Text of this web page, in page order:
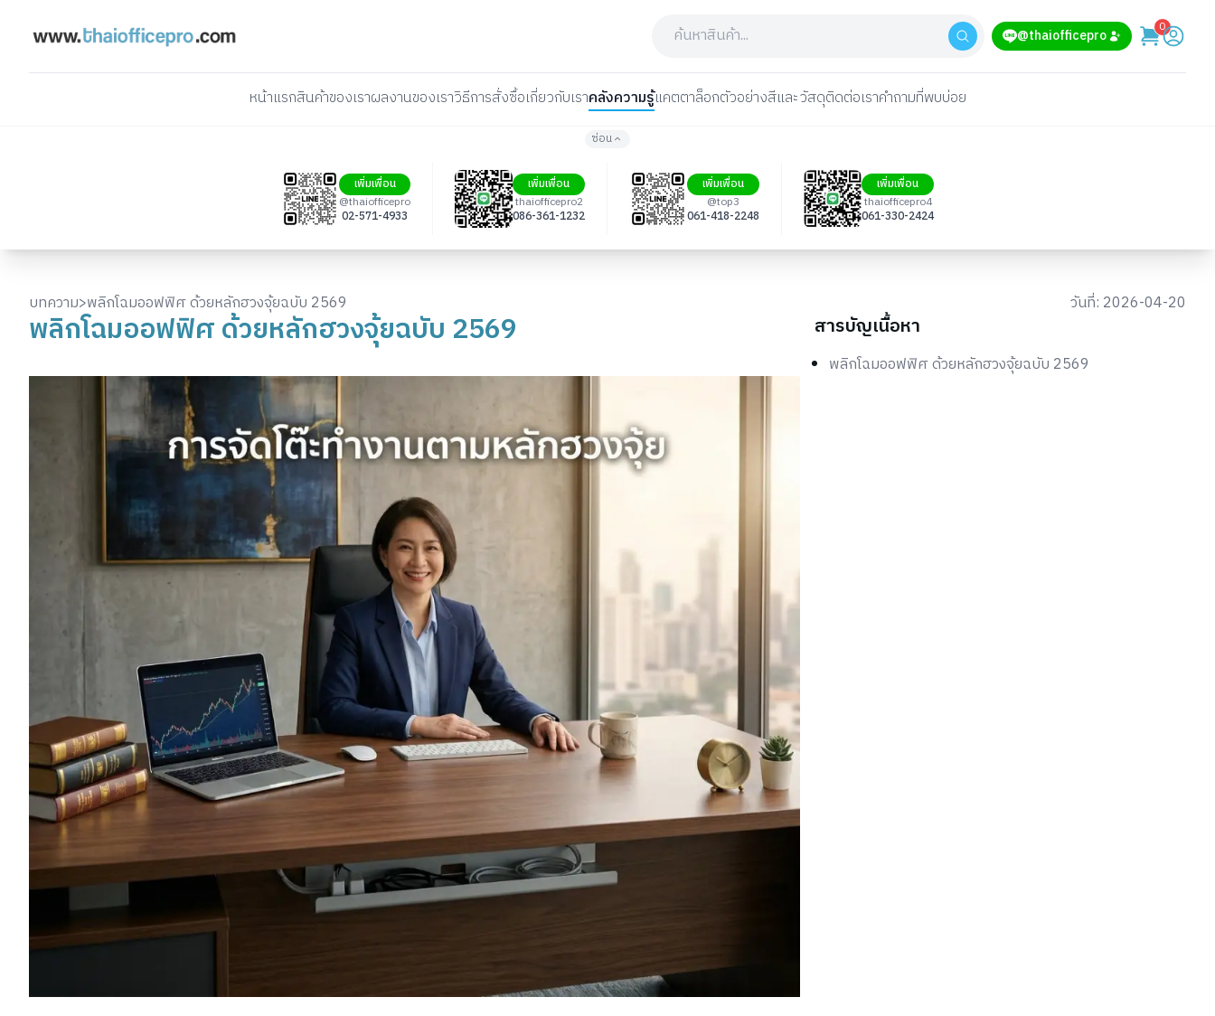
@thaiofficepro 0
หน้าแรกสินค้าของเราผลงานของเราวิธีการสั่งซื้อเกี่ยวกับเราคลังความรู้แคตตาล็อกตัวอย่างสีและวัสดุติดต่อเราคำถามที่พบบ่อย
ซ่อน
เพิ่มเพื่อน
@thaiofficepro
02-571-4933
เพิ่มเพื่อน
thaiofficepro2
086-361-1232
เพิ่มเพื่อน
@top3
061-418-2248
เพิ่มเพื่อน
thaiofficepro4
061-330-2424
บทความ>พลิกโฉมออฟฟิศ ด้วยหลักฮวงจุ้ยฉบับ 2569 วันที่: 2026-04-20
พลิกโฉมออฟฟิศ ด้วยหลักฮวงจุ้ยฉบับ 2569 สารบัญเนื้อหา
พลิกโฉมออฟฟิศ ด้วยหลักฮวงจุ้ยฉบับ 2569